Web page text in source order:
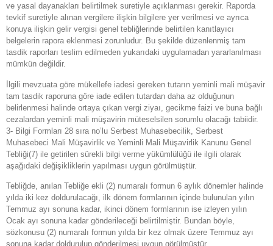
ve yasal dayanakları belirtilmek suretiyle açıklanması gerekir. Raporda
tevkif suretiyle alınan vergilere ilişkin bilgilere yer verilmesi ve ayrıca
konuya ilişkin gelir vergisi genel tebliğlerinde belirtilen kanıtlayıcı
belgelerin rapora eklenmesi zorunludur. Bu şekilde düzenlenmiş tam
tasdik raporları teslim edilmeden yukarıdaki uygulamadan yararlanılması
mümkün değildir.
İlgili mevzuata göre mükellefe iadesi gereken tutarın yeminli mali müşavir
tam tasdik raporuna göre iade edilen tutardan daha az olduğunun
belirlenmesi halinde ortaya çıkan vergi ziyaı, gecikme faizi ve buna bağlı
cezalardan yeminli mali müşavirin müteselsilen sorumlu olacağı tabiidir.
3- Bilgi Formları 28 sıra no’lu Serbest Muhasebecilik, Serbest
Muhasebeci Mali Müşavirlik ve Yeminli Mali Müşavirlik Kanunu Genel
Tebliği(7) ile getirilen sürekli bilgi verme yükümlülüğü ile ilgili olarak
aşağıdaki değişikliklerin yapılması uygun görülmüştür.
Tebliğde, anılan Tebliğe ekli (2) numaralı formun 6 aylık dönemler halinde
yılda iki kez doldurulacağı, ilk dönem formlarının içinde bulunulan yılın
Temmuz ayı sonuna kadar, ikinci dönem formlarının ise izleyen yılın
Ocak ayı sonuna kadar gönderileceği belirtilmiştir. Bundan böyle,
sözkonusu (2) numaralı formun yılda bir kez olmak üzere Temmuz ayı
sonuna kadar doldurulup gönderilmesi uygun görülmüştür.